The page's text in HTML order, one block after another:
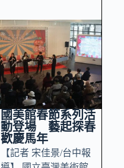
國美館春節系列活
動登場 藝起探春
歡慶馬年
【記者 宋佳景/台中報